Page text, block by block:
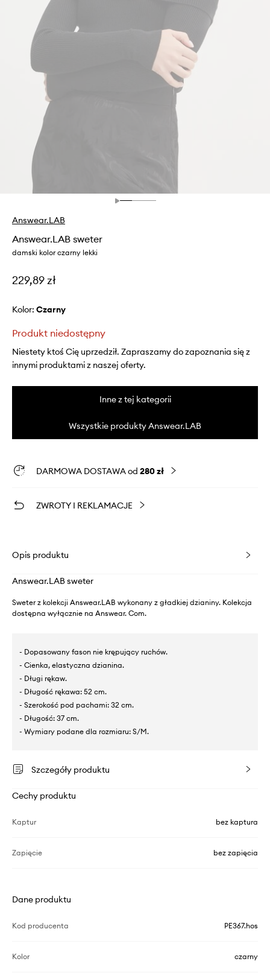
Answear.LAB
Answear.LAB sweter
damski kolor czarny lekki
229,89 zł
Kolor: czarny
Produkt niedostępny
Niestety ktoś Cię uprzedził. Zapraszamy do zapoznania się z
innymi produktami z naszej oferty.
Inne z tej kategorii
Wszystkie produkty Answear.LAB
DARMOWA DOSTAWA od 280 zł
ZWROTY I REKLAMACJE
Opis produktu
Answear.LAB sweter
Sweter z kolekcji Answear.LAB wykonany z gładkiej dzianiny. Kolekcja
dostępna wyłącznie na Answear. Com.
- Dopasowany fason nie krępujący ruchów.
- Cienka, elastyczna dzianina.
- Długi rękaw.
- Długość rękawa: 52 cm.
- Szerokość pod pachami: 32 cm.
- Długość: 37 cm.
- Wymiary podane dla rozmiaru: S/M.
Szczegóły produktu
Cechy produktu
Kaptur bez kaptura
Zapięcie bez zapięcia
Dane produktu
Kod producenta PE367.hos
Kolor czarny